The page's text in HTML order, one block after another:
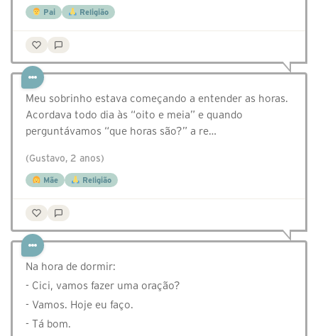
Pai Religião
Meu sobrinho estava começando a entender as horas.
Acordava todo dia às “oito e meia” e quando
perguntávamos “que horas são?” a re…
(Gustavo, 2 anos)
Mãe Religião
Na hora de dormir:
- Cici, vamos fazer uma oração?
- Vamos. Hoje eu faço.
- Tá bom.